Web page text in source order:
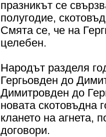
празникът се
полугодие,
Смята се, че на
целебен.
Народът разделя
Гергьовден до
Димитровден до
новата скотовъдна
клането на агнета,
договори.